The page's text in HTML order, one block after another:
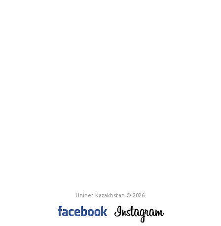
Uninet Kazakhstan © 2026.